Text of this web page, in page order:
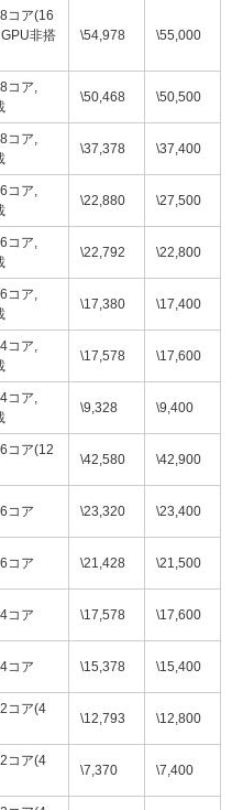
コア(16
非搭
\54,978 \55,000
コア,
\50,468 \50,500
コア,
\37,378 \37,400
コア,
\22,880 \27,500
コア,
\22,792 \22,800
コア,
\17,380 \17,400
コア,
\17,578 \17,600
コア,
\9,328 \9,400
コア(12
\42,580 \42,900
コア \23,320 \23,400
コア \21,428 \21,500
コア \17,578 \17,600
コア \15,378 \15,400
コア(4
\12,793 \12,800
コア(4
\7,370 \7,400